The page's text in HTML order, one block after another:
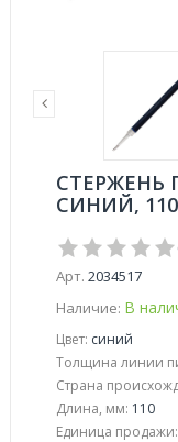
СТЕРЖЕНЬ
СИНИЙ,
Арт. 2034517
Наличие: В
Цвет: синий
Толщина линии
Страна
Длина, мм: 110
Единица продажи: